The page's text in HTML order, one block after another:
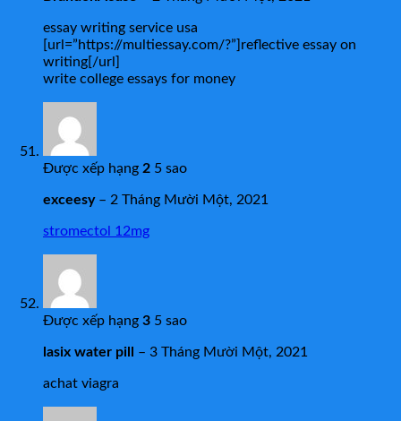
essay writing service usa
[url=”https://multiessay.com/?”]reflective essay on
writing[/url]
write college essays for money
Được xếp hạng 2 5 sao
exceesy – 2 Tháng Mười Một, 2021
stromectol 12mg
Được xếp hạng 3 5 sao
lasix water pill – 3 Tháng Mười Một, 2021
achat viagra